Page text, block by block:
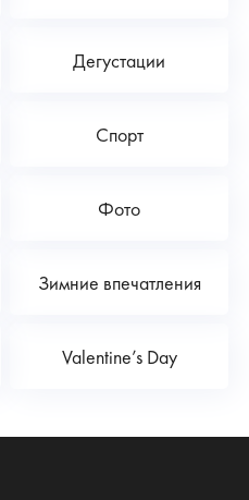
Дегустации
Спорт
Фото
Зимние впечатления
Valentine’s Day